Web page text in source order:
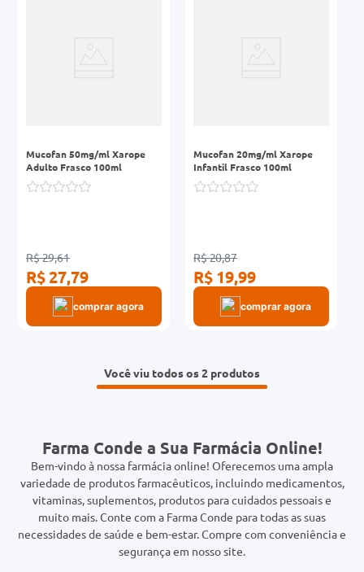
Mucofan 50mg/ml Xarope
Adulto Frasco 100ml
R$ 29,61
R$ 27,79
comprar agora
Mucofan 20mg/ml Xarope
Infantil Frasco 100ml
R$ 20,87
R$ 19,99
comprar agora
Você viu todos os 2
Farma Conde a Sua Farmácia Online!
Bem-vindo à nossa farmácia online! Oferecemos uma ampla
variedade de produtos farmacêuticos, incluindo medicamentos,
vitaminas, suplementos, produtos para cuidados pessoais e
muito mais. Conte com a Farma Conde para todas as suas
necessidades de saúde e bem-estar. Compre com conveniência e
segurança em nosso site.